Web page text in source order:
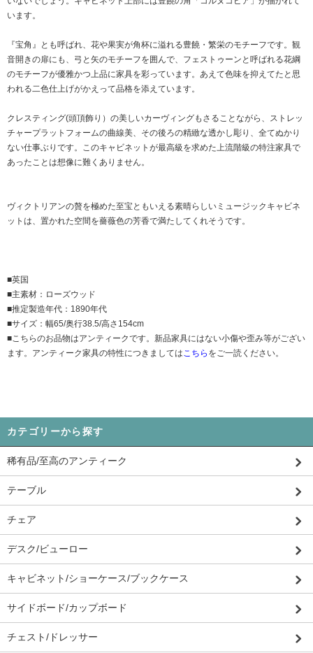
います。
『宝角』とも呼ばれ、花や果実が角杯に溢れる豊饒・繁栄のモチーフです。観
音開きの扉にも、弓と矢のモチーフを囲んで、フェストゥーンと呼ばれる花綱
のモチーフが優雅かつ上品に家具を彩っています。あえて色味を抑えてたと思
われる二色仕上げがかえって品格を添えています。
クレスティング(頭頂飾り）の美しいカーヴィングもさることながら、ストレッ
チャープラットフォームの曲線美、その後ろの精緻な透かし彫り、全てぬかり
ない仕事ぶりです。このキャビネットが最高級を求めた上流階級の特注家具で
あったことは想像に難くありません。
ヴィクトリアンの贅を極めた至宝ともいえる素晴らしいミュージックキャビネ
ットは、置かれた空間を薔薇色の芳香で満たしてくれそうです。
■英国
■主素材：ローズウッド
■推定製造年代：1890年代
■サイズ：幅65/奥行38.5/高さ154cm
■こちらのお品物はアンティークです。新品家具にはない小傷や歪み等がござい
ます。アンティーク家具の特性につきましては こちら をご一読ください。
カテゴリーから探す
稀有品/至高のアンティーク
テーブル
チェア
デスク/ビューロー
キャビネット/ショーケース/ブックケース
サイドボード/カップボード
チェスト/ドレッサー